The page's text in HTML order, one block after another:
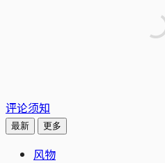
评论须知
最新 更多
风物